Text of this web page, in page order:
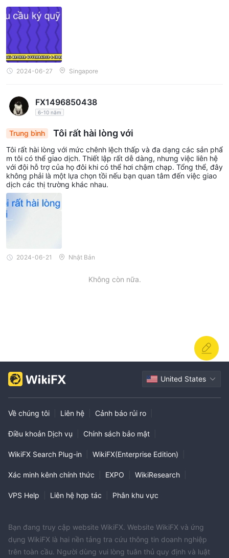
2024-06-27 Singapore
FX1496850438
6-10 năm
Trung bình Tôi rất hài lòng với
Tôi rất hài lòng với mức chênh lệch thấp và đa dạng các sản phẩ
m tôi có thể giao dịch. Thiết lập rất dễ dàng, nhưng việc liên hệ
với đội hỗ trợ của họ đôi khi có thể hơi chậm chạp. Tổng thể, đây
không phải là một lựa chọn tồi nếu bạn quan tâm đến việc giao
dịch các thị trường khác nhau.
2024-06-21 Nhật Bản
Không còn nữa.
United States
Về chúng tôi Liên hệ Cảnh báo rủi ro
Điều khoản Dịch vụ Chính sách bảo mật
WikiFX Search Plug-in WikiFX(Enterprise Edition)
Xác minh kênh chính thức EXPO WikiResearch
VPS Help Liên hệ hợp tác Phân khu vực
Bạn đang truy cập website WikiFX. Website WikiFX và ứng
dụng WikiFX là hai nền tảng tra cứu thông tin doanh nghiệp
trên toàn cầu. Người dùng vui lòng tuân thủ quy định và luật